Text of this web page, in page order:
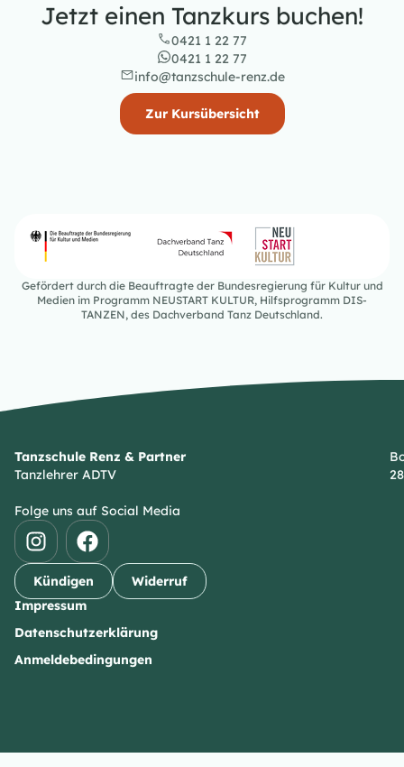
Jetzt einen Tanzkurs buchen!
0421 1 22 77
0421 1 22 77
info@tanzschule-renz.de
Zur Kursübersicht
Gefördert durch die Beauftragte der Bundesregierung für Kultur und
Medien im Programm NEUSTART KULTUR, Hilfsprogramm DIS-
TANZEN, des Dachverband Tanz Deutschland.
Tanzschule Renz & Partner
Tanzlehrer ADTV
Folge uns auf Social Media
Kündigen
Widerruf
Impressum
Datenschutzerklärung
Anmeldebedingungen